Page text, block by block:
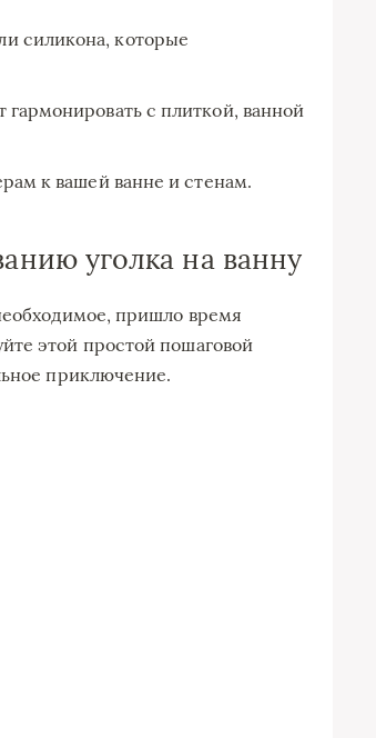
силикона, которые
с плиткой, ванной
к вашей ванне и стенам.
уголка на ванну
пришло время
этой простой пошаговой
приключение.